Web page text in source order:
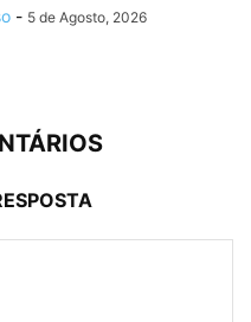
- 5 de Agosto, 2026